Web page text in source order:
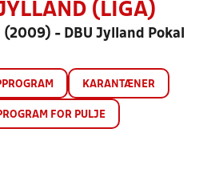
(LIGA)
(2009) - DBU Jylland Pokal
KARANTÆNER
FOR PULJE